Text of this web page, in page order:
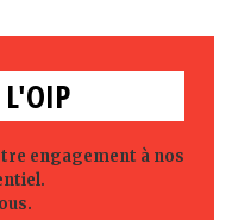
L'OIP
engagement à nos